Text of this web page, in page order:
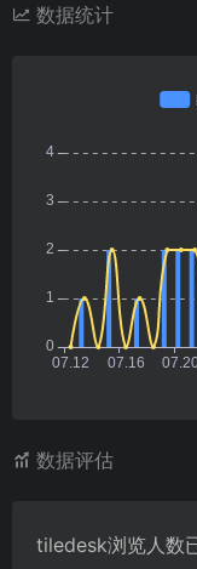
数据统计
数据评估
tiledesk浏览人数